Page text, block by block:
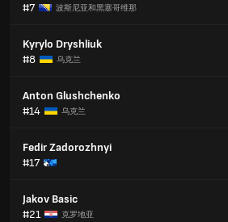
#7
波斯尼亚和黑塞哥维那
Kyrylo Dryshliuk
#8
乌克兰
Anton Glushchenko
#14
乌克兰
Fedir Zadorozhnyi
#17
Jakov Basic
#21
克罗地亚